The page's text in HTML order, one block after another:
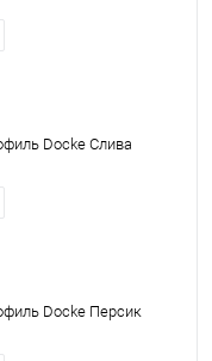
Docke Слива
Docke Персик